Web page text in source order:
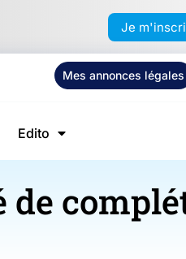
Je
Mes annonces légales
Edito
de